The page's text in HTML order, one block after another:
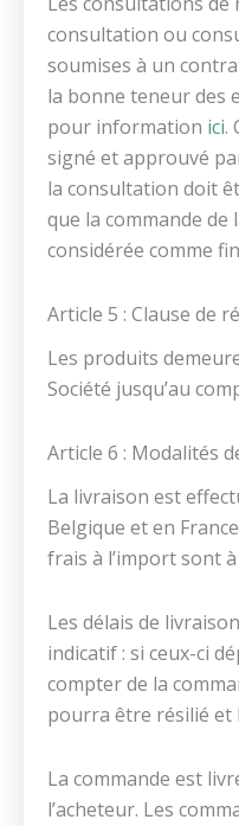
consultation ou
soumises à un
la bonne teneur des
pour information ici.
signé et approuvé
la consultation doit
que la commande
considérée comme
Article 5 : Clause de
Les produits
Société jusqu’au
Article 6 : Modalités
La livraison est
Belgique et en
frais à l’import sont
Les délais de
indicatif : si ceux-ci
compter de la
pourra être résilié et
La commande est
l’acheteur. Les